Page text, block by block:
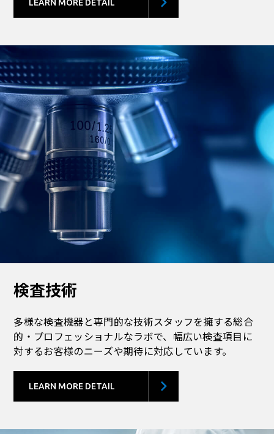
LEARN MORE DETAIL
検査技術
多様な検査機器と専門的な技術スタッフを擁する総合
的・プロフェッショナルなラボで、幅広い検査項目に
対するお客様のニーズや期待に対応しています。
LEARN MORE DETAIL